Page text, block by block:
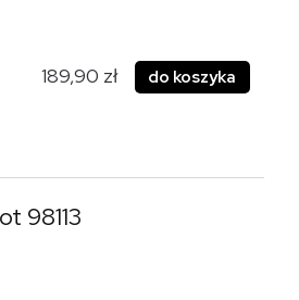
189,90 zł do koszyka
98113